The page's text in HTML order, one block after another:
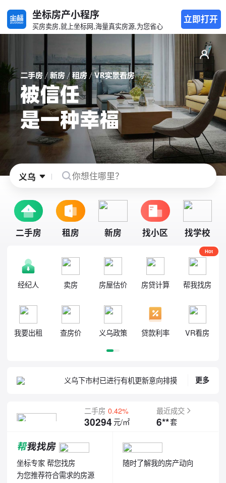
坐标房产小程序
买房卖房,就上坐标网,海量真实房源,为您省心
立即打开
义乌
二手房 租房 新房 找小区 找学校
经纪人 卖房 房屋估价 房贷计算 帮我找房
Hot
我要出租 查房价 义乌政策 贷款利率 VR看房
义乌下市村已进行有机更新意向排摸
义乌这个景区，全面提升！
义乌高铁站改扩建工程将于8月完工
义乌下市村已进行有机更新意向排摸
更多
二手房 0.42%
30294 元/㎡
最近成交
6**套
坐标专家 帮您找房
为您推荐符合需求的房源
随时了解我的房产动向